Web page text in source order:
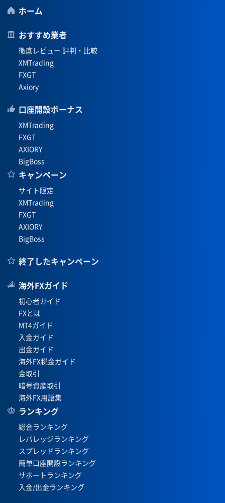
ホーム
おすすめ業者
徹底レビュー 評判・比較
XMTrading
FXGT
Axiory
口座開設ボーナス
XMTrading
FXGT
AXIORY
BigBoss
キャンペーン
サイト限定
XMTrading
FXGT
AXIORY
BigBoss
終了したキャンペーン
海外FXガイド
初心者ガイド
FXとは
MT4ガイド
入金ガイド
出金ガイド
海外FX税金ガイド
金取引
暗号資産取引
海外FX用語集
ランキング
総合ランキング
レバレッジランキング
スプレッドランキング
簡単口座開設ランキング
サポートランキング
入金/出金ランキング